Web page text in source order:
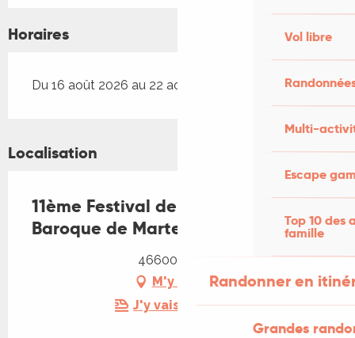
Vol libre
Multi-
Escape
Top 10 des
famille
Randonner en
Grandes
Horaires
Du 16 août 2026 au 22 août 2026
Localisation
11ème Festival de Musique
Baroque de Martel
46600 Martel
M'y rendre
J'y vais en train !